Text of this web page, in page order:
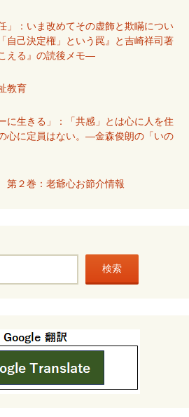
」：いま改めてその虚飾と欺瞞につい
自己決定権」という罠』と吉崎祥司著
える』の読後メモ―
教育
に生きる」：「共感」とは心に人を住
心に定員はない。―金森俊朗の「いの
２巻：老爺心お節介情報
検索